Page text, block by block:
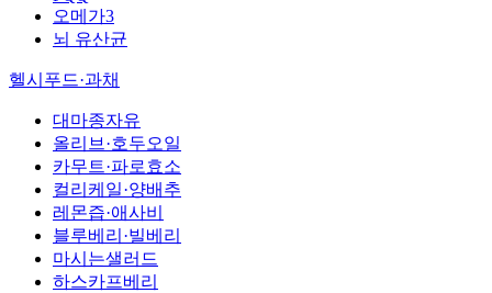
오메가3
뇌 유산균
헬시푸드·과채
대마종자유
올리브·호두오일
카무트·파로효소
컬리케일·양배추
레몬즙·애사비
블루베리·빌베리
마시는샐러드
하스카프베리